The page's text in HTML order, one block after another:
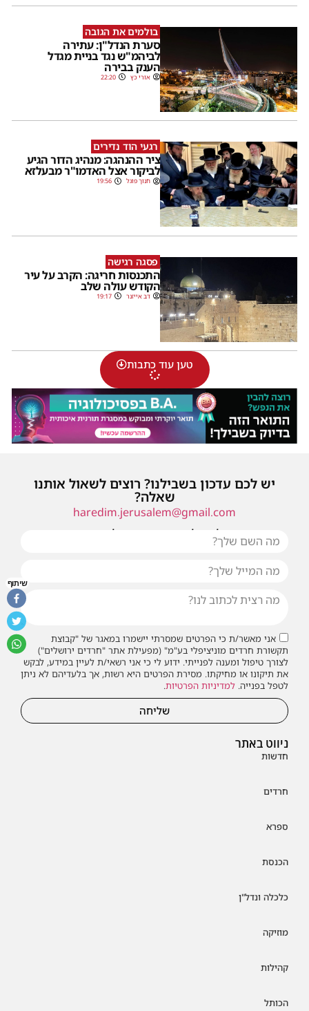
בולמים את הגובה
סערת הנדל"ן: עתירה
לביהמ"ש נגד בניית מגדל
הענק בבירה
אורי כץ 22:20
רגעי הוד נדירים
ציר ההנהגה: מנהיג הדור הגיע
לביקור אצל האדמו"ר מבעלזא
חנוך פוגל 19:56
פסגה רגישה
התכנסות חריגה: הקרב על עיר
הקודש עולה שלב
דב אייזנר 19:17
טען עוד כתבות
ניווט באתר
חדשות
חרדים
ספרא
הכנסת
כלכלה ונדל"ן
מוזיקה
קהילות
הכותל
יש לכם עדכון בשבילנו? רוצים לשאול אותנו
שאלה?
haredim.jerusalem@gmail.com
או שילחו אלינו פנייה ונחזור אליכם בהקדם
אני מאשר/ת כי הפרטים שמסרתי יישמרו במאגר של "קבוצת
תקשורת חרדים מוניציפלי בע"מ" (מפעילת אתר "חרדים ירושלים")
לצורך טיפול ומענה לפנייתי. ידוע לי כי אני רשאי/ת לעיין במידע, לבקש
את תיקונו או מחיקתו. מסירת הפרטים היא רשות, אך בלעדיהם לא ניתן
לטפל בפנייה. למדיניות הפרטיות.
שליחה
שיתוף